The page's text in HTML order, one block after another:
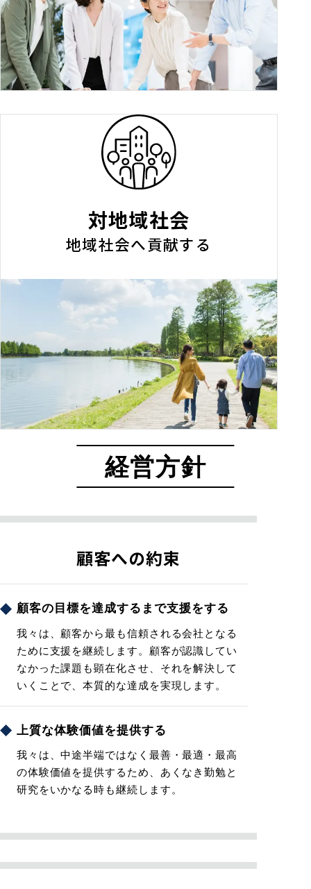
対地域社会
地域社会へ貢献する
経営方針
顧客への約束
顧客の目標を達成するまで支援をする
我々は、顧客から最も信頼される会社となる
ために支援を継続します。顧客が認識してい
なかった課題も顕在化させ、それを解決して
いくことで、本質的な達成を実現します。
上質な体験価値を提供する
我々は、中途半端ではなく最善・最適・最高
の体験価値を提供するため、あくなき勤勉と
研究をいかなる時も継続します。